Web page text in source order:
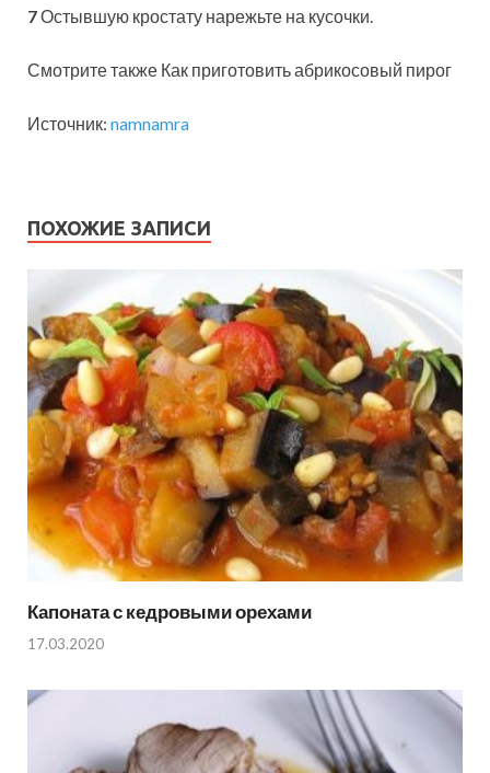
7Остывшую кростату нарежьте на кусочки.
Смотрите также Как приготовить абрикосовый пирог
Источник: namnamra
ПОХОЖИЕ ЗАПИСИ
Капоната с кедровыми орехами
17.03.2020